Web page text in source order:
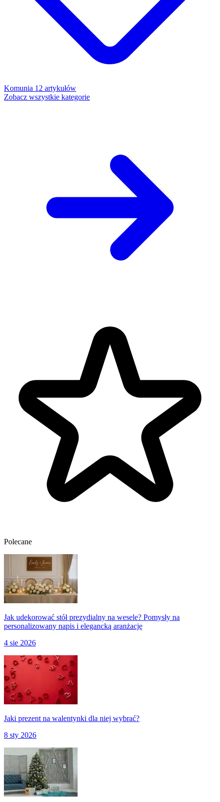
Komunia 12 artykułów
Zobacz wszystkie kategorie
Polecane
Jak udekorować stół prezydialny na wesele? Pomysły na
personalizowany napis i elegancką aranżację
4 sie 2026
Jaki prezent na walentynki dla niej wybrać?
8 sty 2026